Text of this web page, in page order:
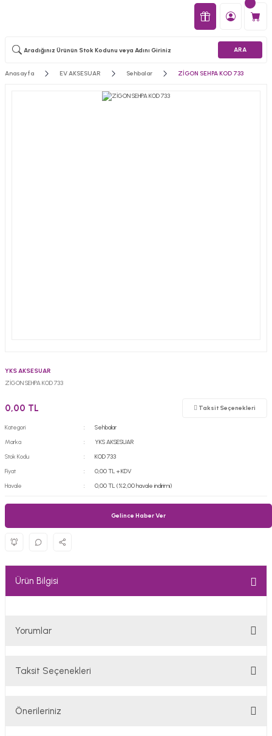
ARA
Anasayfa EV AKSESUAR Sehbalar ZİGON SEHPA KOD 733
YKS AKSESUAR
ZİGON SEHPA KOD 733
0,00 TL Taksit Seçenekleri
Kategori
Sehbalar
Marka
YKS AKSESUAR
Stok Kodu
KOD 733
Fiyat
0,00 TL + KDV
Havale
0,00 TL (%2,00 havale indirimi)
Gelince Haber Ver
Ürün Bilgisi
Yorumlar
Taksit Seçenekleri
Önerileriniz